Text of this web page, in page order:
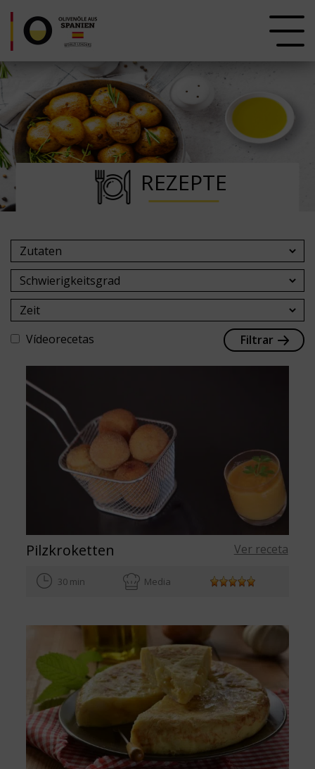
REZEPTE
Vídeorecetas Filtrar
Pilzkroketten Ver receta
30 min Media